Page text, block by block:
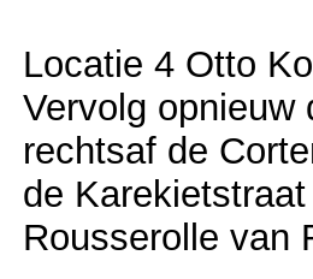
Locatie 4 Otto
Vervolg opnieuw
rechtsaf de
de
Rousserolle van